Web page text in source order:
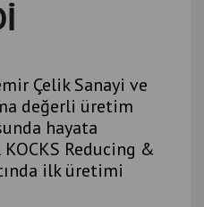
Çelik Sanayi ve
değerli üretim
hayata
Reducing &
ilk üretimi